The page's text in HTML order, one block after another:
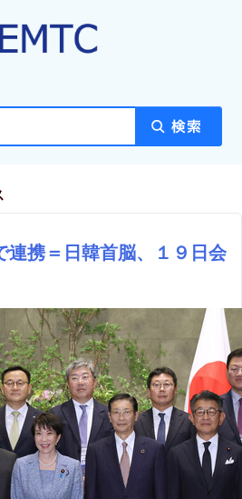
連携＝日韓首脳、１９日会